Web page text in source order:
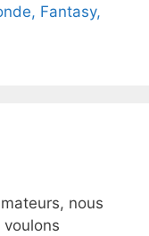
Fantasy,
nous